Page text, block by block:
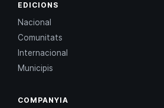
EDICIONS
Nacional
Comunitats
Internacional
Municipis
COMPANYIA